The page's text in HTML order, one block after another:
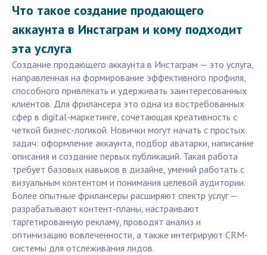
Что такое создание продающего
аккаунта в Инстаграм и кому подходит
эта услуга
Создание продающего аккаунта в Инстаграм — это услуга,
направленная на формирование эффективного профиля,
способного привлекать и удерживать заинтересованных
клиентов. Для фрилансера это одна из востребованных
сфер в digital-маркетинге, сочетающая креативность с
четкой бизнес-логикой. Новички могут начать с простых
задач: оформление аккаунта, подбор аватарки, написание
описания и создание первых публикаций. Такая работа
требует базовых навыков в дизайне, умений работать с
визуальным контентом и понимания целевой аудитории.
Более опытные фрилансеры расширяют спектр услуг —
разрабатывают контент-планы, настраивают
таргетированную рекламу, проводят анализ и
оптимизацию вовлеченности, а также интегрируют CRM-
системы для отслеживания лидов.